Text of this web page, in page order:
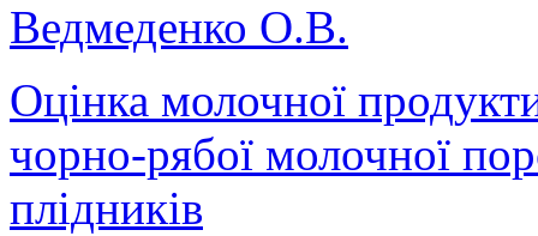
Ведмеденко О.В.
Оцінка молочної
чорно-рябої молочної
плідників